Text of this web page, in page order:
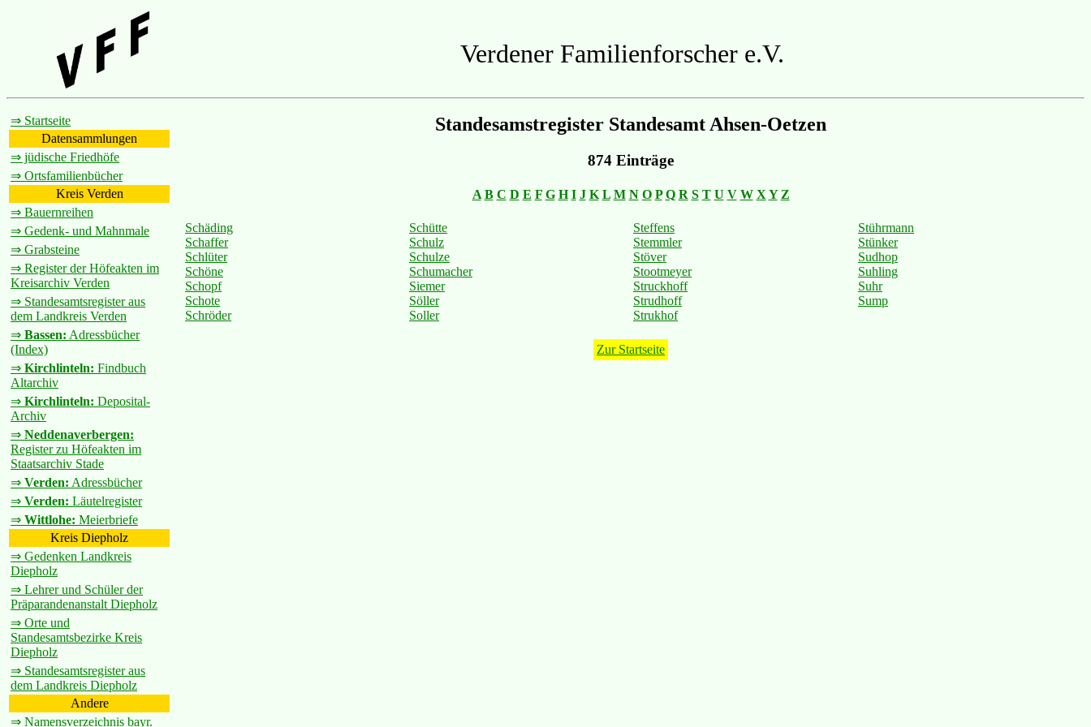
Verdener Familienforscher e.V.
⇒ Startseite
Datensammlungen
⇒ jüdische Friedhöfe
⇒ Ortsfamilienbücher
Kreis Verden
⇒ Bauernreihen
⇒ Gedenk- und Mahnmale
⇒ Grabsteine
⇒ Register der Höfeakten im
Kreisarchiv Verden
⇒ Standesamtsregister aus
dem Landkreis Verden
⇒ Bassen: Adressbücher
(Index)
⇒ Kirchlinteln: Findbuch
Altarchiv
⇒ Kirchlinteln: Deposital-
Archiv
⇒ Neddenaverbergen:
Register zu Höfeakten im
Staatsarchiv Stade
⇒ Verden: Adressbücher
⇒ Verden: Läutelregister
⇒ Wittlohe: Meierbriefe
Kreis Diepholz
⇒ Gedenken Landkreis
Diepholz
⇒ Lehrer und Schüler der
Präparandenanstalt Diepholz
⇒ Orte und
Standesamtsbezirke Kreis
Diepholz
⇒ Standesamtsregister aus
dem Landkreis Diepholz
Andere
⇒ Namensverzeichnis bayr.
Standesamstregister Standesamt Ahsen-Oetzen
874 Einträge
A B C D E F G H I J K L M N O P Q R S T U V W X Y Z
Schäding
Schaffer
Schlüter
Schöne
Schopf
Schote
Schröder
Schütte
Schulz
Schulze
Schumacher
Siemer
Söller
Soller
Steffens
Stemmler
Stöver
Stootmeyer
Struckhoff
Strudhoff
Strukhof
Stührmann
Stünker
Sudhop
Suhling
Suhr
Sump
Zur Startseite